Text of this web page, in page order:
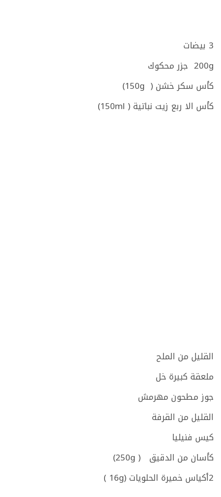
3 بيضات
200g جزر محكوك
كأس سكر خشن ( 150g)
كأس الا ربع زيت نباتية ( 150ml)
القليل من الملح
ملعقة كبيرة خل
جوز مطحون مهرمش
القليل من القرفة
كيس فنيليا
كأسان من الدقيق ( 250g)
2أكياس خميرة الحلويات (16g )